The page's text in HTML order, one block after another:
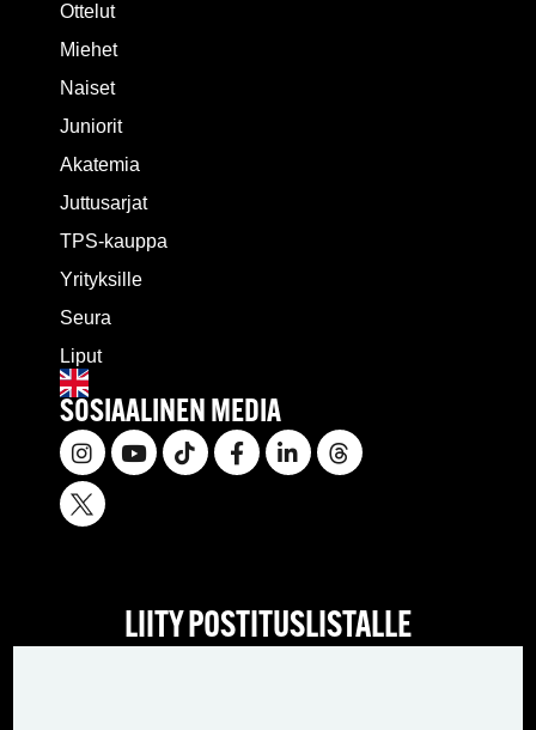
Ottelut
Miehet
Naiset
Juniorit
Akatemia
Juttusarjat
TPS-kauppa
Yrityksille
Seura
Liput
SOSIAALINEN MEDIA
LIITY POSTITUSLISTALLE